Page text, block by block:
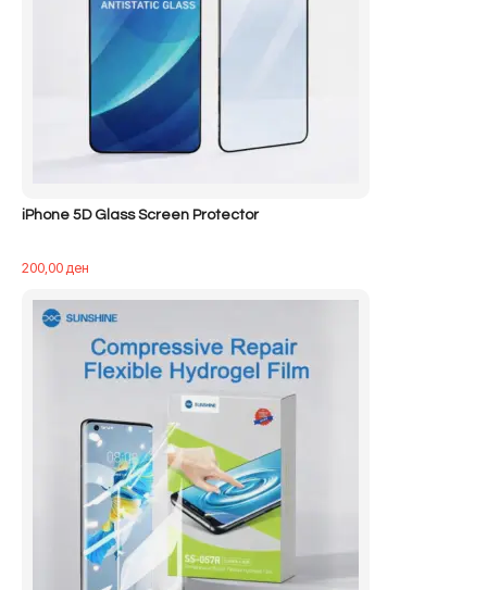
iPhone 5D Glass Screen Protector
200,00ден